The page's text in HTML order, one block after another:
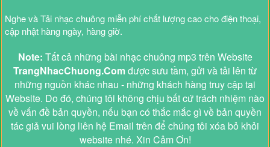
Nghe và Tải nhạc chuông miễn phí chất lượng cao cho điện thoại,
cập nhật hàng ngày, hàng giờ.
Note: Tất cả những bài nhạc chuông mp3 trên Website
TrangNhacChuong.Comđược sưu tầm, gửi và tải lên từ
những nguồn khác nhau - những khách hàng truy cập tại
Website. Do đó, chúng tôi không chịu bất cứ trách nhiệm nào
về vấn đề bản quyền, nếu bạn có thắc mắc gì về bản quyền
tác giả vui lòng liên hệ Email trên để chúng tôi xóa bỏ khỏi
website nhé. Xin Cảm Ơn!